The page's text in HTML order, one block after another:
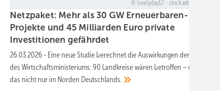
lovelyday12 - stock.adobe.com
Netzpaket: Mehr als 30 GW Erneuerbaren-
Projekte und 45 Milliarden Euro private
Investitionen gefährdet
26.03.2026 - Eine neue Studie berechnet die Auswirkungen der Pläne
des Wirtschaftsministeriums: 90 Landkreise wären betroffen – und
das nicht nur im Norden Deutschlands.